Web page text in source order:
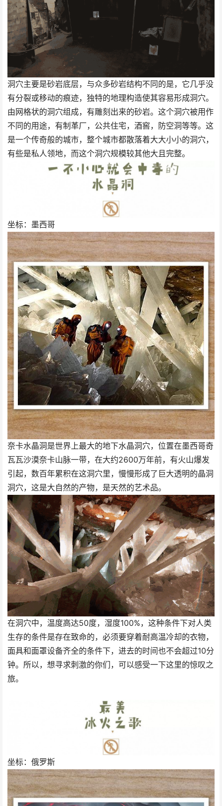
洞穴主要是砂岩底层，与众多砂岩结构不同的是，它几乎没
有分裂或移动的痕迹，独特的地理构造使其容易形成洞穴。
由网格状的洞穴组成，有雕刻出来的砂岩。这个洞穴被用作
不同的用途，有制革厂，公共住宅，酒窖，防空洞等等。这
是一个传奇般的城市，整个城市都散落着大大小小的洞穴，
有些是私人领地，而这个洞穴规模较其他大且完整。
坐标：墨西哥
奈卡水晶洞是世界上最大的地下水晶洞穴，位置在墨西哥奇
瓦瓦沙漠奈卡山脉一带，在大约2600万年前，有火山爆发
引起，数百年累积在这洞穴里，慢慢形成了巨大透明的晶洞
洞穴，这是大自然的产物，是天然的艺术品。
在洞穴中，温度高达50度，湿度100%，这种条件下对人类
生存的条件是存在致命的，必须要穿着耐高温冷却的衣物，
面具和面罩设备齐全的条件下，进去的时间也不会超过10分
钟。所以，想寻求刺激的你们，可以感受一下这里的惊叹之
旅。
坐标：俄罗斯